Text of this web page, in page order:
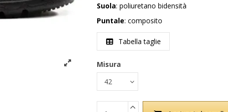
Suola: poliuretano bidensità
Puntale: composito
Tabella taglie
Misura